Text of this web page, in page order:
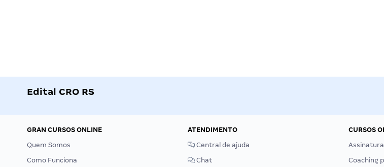
Edital CRO RS
GRAN CURSOS ONLINE
Quem Somos
Como Funciona
ATENDIMENTO
Central de ajuda
Chat
CURSOS
Coaching